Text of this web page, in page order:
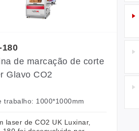
180
de marcação de corte
Glavo CO2
trabalho: 1000*1000mm
laser de CO2 UK Luxinar,